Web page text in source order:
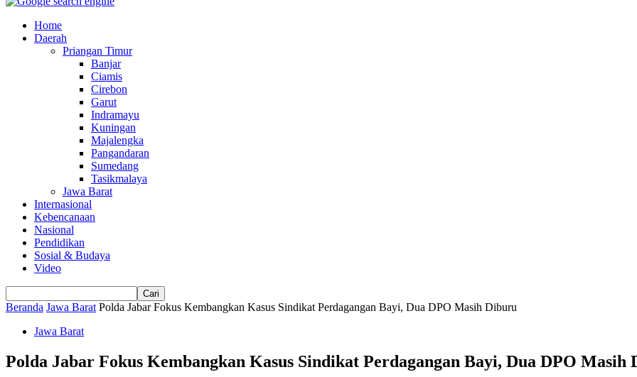
Home
Daerah
Priangan Timur
Banjar
Ciamis
Cirebon
Garut
Indramayu
Kuningan
Majalengka
Pangandaran
Sumedang
Tasikmalaya
Jawa Barat
Internasional
Kebencanaan
Nasional
Pendidikan
Sosial & Budaya
Video
Beranda Jawa Barat Polda Jabar Fokus Kembangkan Kasus Sindikat Perdagangan Bayi, Dua DPO Masih Diburu
Jawa Barat
Polda Jabar Fokus Kembangkan Kasus Sindikat Perdagangan Bayi, Dua DPO Masih